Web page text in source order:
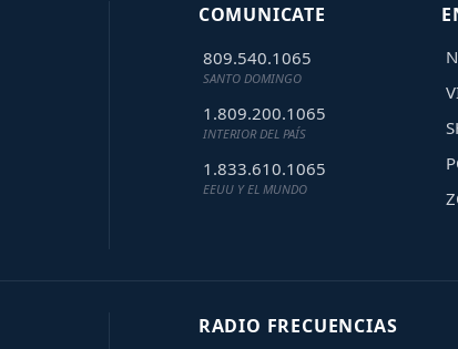
COMUNICATE
809.540.1065
SANTO DOMINGO
1.809.200.1065
INTERIOR DEL PAÍS
1.833.610.1065
EEUU Y EL MUNDO
RADIO FRECUENCIAS